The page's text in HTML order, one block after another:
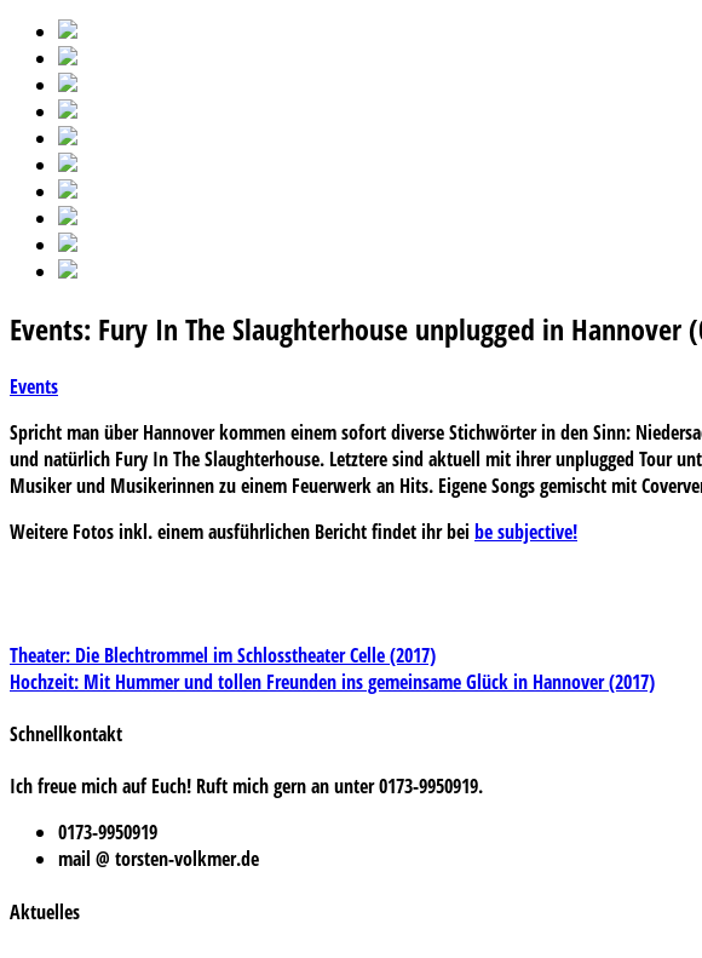
Events: Fury In The Slaughterhouse unplugged in Hannover
Events
Spricht man über Hannover kommen einem sofort diverse Stichwörter in den Sinn:
und natürlich Fury In The Slaughterhouse. Letztere sind aktuell mit ihrer unplugged Tour
Musiker und Musikerinnen zu einem Feuerwerk an Hits. Eigene Songs gemischt mit
Weitere Fotos inkl. einem ausführlichen Bericht findet ihr bei be subjective!
Beitragsnavigation
Theater: Die Blechtrommel im Schlosstheater Celle (2017)
Hochzeit: Mit Hummer und tollen Freunden ins gemeinsame Glück in Hannover (2017)
Schnellkontakt
Ich freue mich auf Euch! Ruft mich gern an unter 0173-9950919.
0173-9950919
mail @ torsten-volkmer.de
Aktuelles